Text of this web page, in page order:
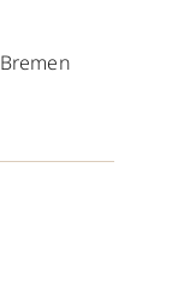
Bremen